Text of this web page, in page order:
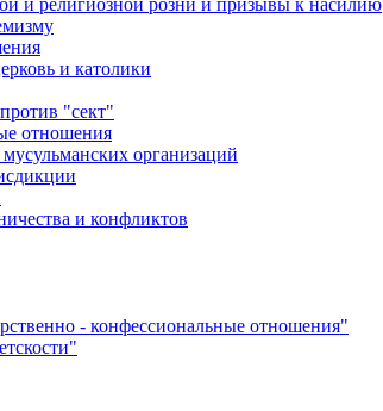
и религиозной розни и призывы к насилию
и католики
"сект"
отношения
организаций
и конфликтов
- конфессиональные отношения"